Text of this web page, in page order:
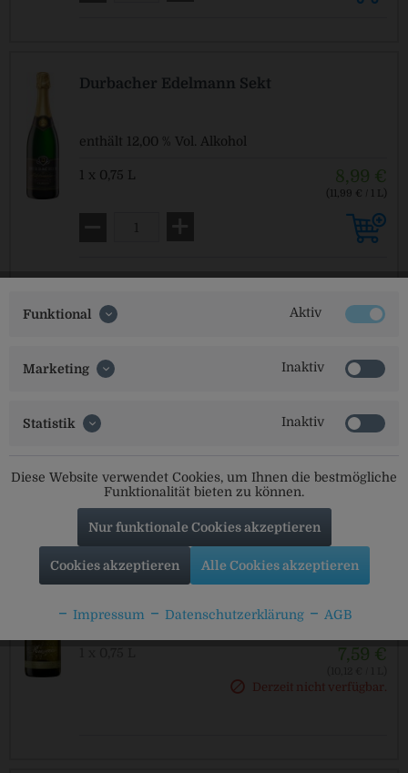
Durbacher Edelmann Sekt
enthält 12,00 % Vol. Alkohol
1 x 0,75 L 8,99 €
(11,99 € / 1 L)
Durbacher Edler Glühwein
enthält 11,00 % Vol. Alkohol
1 x 0,75 L 7,99 €
(10,65 € / 1 L)
Durbacher Riesecco
enthält 11,50 % Vol. Alkohol
7,59 €
Derzeit nicht verfügbar.
Funktional Aktiv
Marketing Inaktiv
Statistik Inaktiv
Diese Website verwendet Cookies, um Ihnen die bestmögliche
Funktionalität bieten zu können.
Nur funktionale Cookies akzeptieren
Cookies akzeptieren Alle Cookies akzeptieren
Impressum Datenschutzerklärung AGB